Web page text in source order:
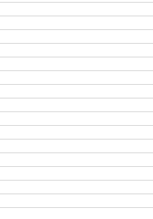
Serbia
Slovakia
Séc
Síp
Thụy Sỹ
Thụy Điển
Wales
Áo
Đảo Faroe
Australia
Hàn Quốc
Trung Quốc
Bahrain
Campuchia
Indonesia
Iran